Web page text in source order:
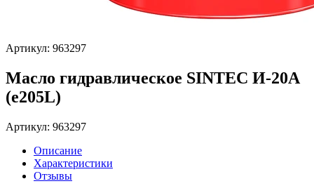
Артикул: 963297
Масло гидравлическое SINTEC И-20А
(e205L)
Артикул: 963297
Описание
Характеристики
Отзывы